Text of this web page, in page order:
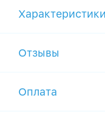
Характеристики
Отзывы
Оплата